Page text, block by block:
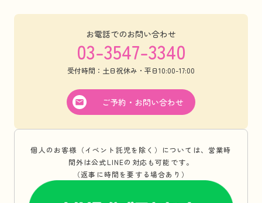
お電話でのお問い合わせ
03-3547-3340
受付時間：土日祝休み・平日10:00-17:00
ご予約・お問い合わせ
個人のお客様（イベント託児を除く）については、営業時
間外は公式LINEの対応も可能です。
（返事に時間を要する場合あり）